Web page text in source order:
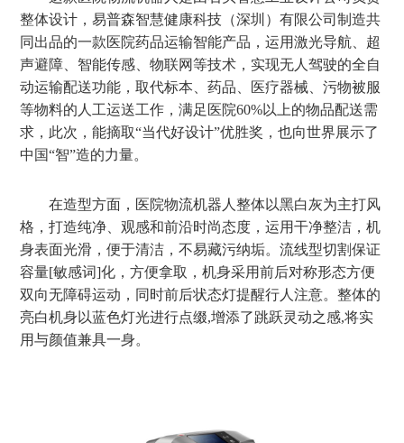
整体设计，易普森智慧健康科技 （深圳）有限公司制造共
同出品的一款医院药品运输智能产品，运用激光导航、超
声避障、智能传感、物联网等技术，实现无人驾驶的全自
动运输配送功能 ，取代标本、药品、医疗器械、污物被服
等物料的人工运送工作，满足医院60%以上的物品配送需
求 ， 此次 ，能摘取“当代好设计”优胜奖 ，也向世界展示了
中国“智”造的力量。
在造型方面 ，医院物流机器人整体以黑白灰为主打风
格，打造纯净 、观感和前沿时尚态度 ，运用干净整洁 ，机
身表面光滑，便于清洁，不易藏污纳垢。流线型切割保证
容量[敏感词]化，方便拿取 ，机身采用前后对称形态方便
双向无障碍运动，同时前后状态灯提醒行人注意。整体的
亮白机身以蓝色灯光进行点缀,增添了跳跃灵动之感,将实
用与颜值兼具一身。